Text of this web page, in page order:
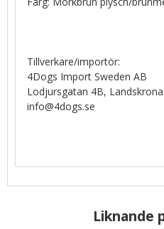
Tillverkare/importör:
4Dogs Import Sweden AB
Lodjursgatan 4B, Landskrona
info@4dogs.se
Liknande